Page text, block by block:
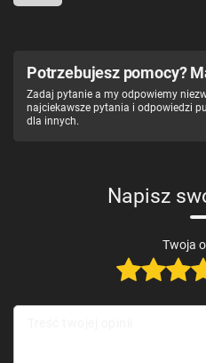
Potrzebujesz pomocy?
Zadaj pytanie a my odpowiemy
najciekawsze pytania i odpowiedzi
dla innych.
Napisz
Twoja